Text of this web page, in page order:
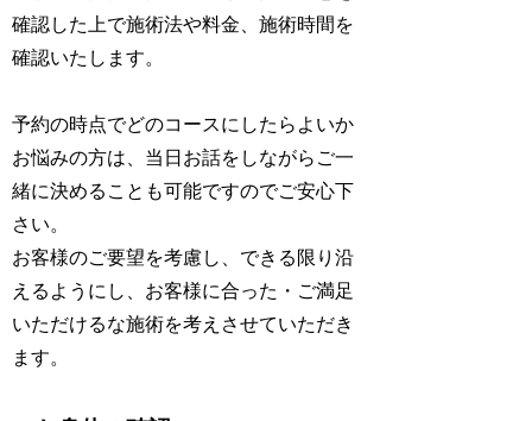
確認した上で施術法や料金、施術時間を
確認いたします。
予約の時点でどのコースにしたらよいか
お悩みの方は、当日お話をしながらご一
緒に決めることも可能ですのでご安心下
さい。
お客様のご要望を考慮し、できる限り沿
えるようにし、お客様に合った・ご満足
いただけるな施術を考えさせていただき
ます。